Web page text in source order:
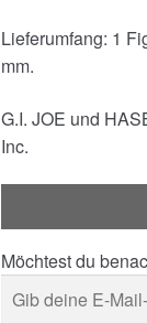
Lieferumfang: 1
mm.
G.I. JOE und
Inc.
Möchtest du